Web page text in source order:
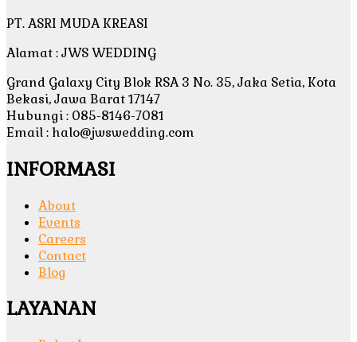
PT. ASRI MUDA KREASI
Alamat : JWS WEDDING
Grand Galaxy City Blok RSA 3 No. 35, Jaka Setia, Kota
Bekasi, Jawa Barat 17147
Hubungi : 085-8146-7081
Email : halo@jwswedding.com
INFORMASI
About
Events
Careers
Contact
Blog
LAYANAN